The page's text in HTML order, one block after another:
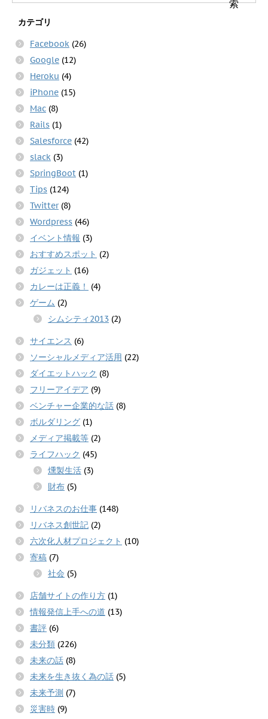
カテゴリ
Facebook (26)
Google (12)
Heroku (4)
iPhone (15)
Mac (8)
Rails (1)
Salesforce (42)
slack (3)
SpringBoot (1)
Tips (124)
Twitter(8)
Wordpress (46)
イベント情報 (3)
おすすめスポット (2)
ガジェット (16)
カレーは正義！
(4)
ゲーム (2)
シムシティ2013 (2)
サイエンス (6)
ソーシャルメディア活用 (22)
ダイエットハック (8)
フリーアイデア (9)
ベンチャー企業的な話 (8)
ボルダリング (1)
メディア掲載等 (2)
ライフハック (45)
燻製生活 (3)
財布 (5)
リバネスのお仕事 (148)
リバネス創世記 (2)
六次化人材プロジェクト (10)
寄稿 (7)
社会 (5)
店舗サイトの作り方 (1)
情報発信上手への道 (13)
書評 (6)
未分類 (226)
未来の話 (8)
未来を生き抜く為の話 (5)
未来予測 (7)
災害時 (9)